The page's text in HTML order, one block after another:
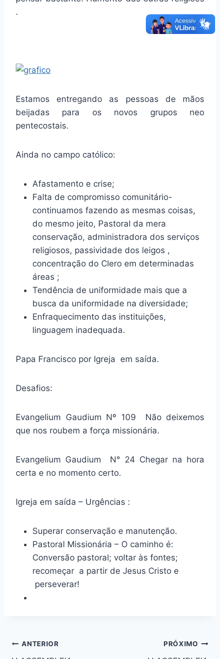
.
Estamos entregando as pessoas de mãos
beijadas para os novos grupos neo
pentecostais.
Ainda no campo católico:
Afastamento e crise;
Falta de compromisso comunitário-
continuamos fazendo as mesmas coisas,
do mesmo jeito, Pastoral da mera
conservação, administradora dos serviços
religiosos, passividade dos leigos ,
concentração do Clero em determinadas
áreas ;
Tendência de uniformidade mais que a
busca da uniformidade na diversidade;
Enfraquecimento das instituições,
linguagem inadequada.
Papa Francisco por Igreja em saída.
Desafios:
Evangelium Gaudium Nº 109 Não deixemos
que nos roubem a força missionária.
Evangelium Gaudium N° 24 Chegar na hora
certa e no momento certo.
Igreja em saída – Urgências :
Superar conservação e manutenção.
Pastoral Missionária – O caminho é:
Conversão pastoral; voltar às fontes;
recomeçar a partir de Jesus Cristo e
perseverar!
Navegação
ANTERIOR PRÓXIMO